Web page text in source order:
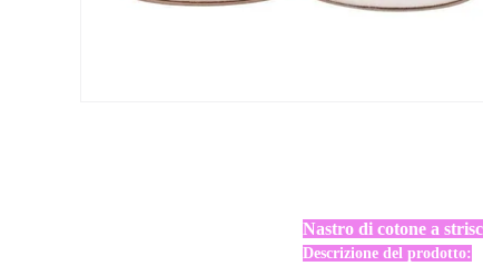
Nastro di cotone a
Descrizione del prodotto: